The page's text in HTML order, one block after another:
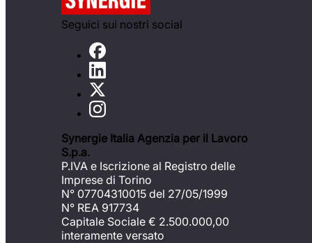
Seguici sui nostri social
Synergie Italia Agenzia per il Lavoro
S.p.a.
P.IVA e Iscrizione al Registro delle
Imprese di Torino
N° 07704310015 del 27/05/1999
N° REA 917734
Capitale Sociale € 2.500.000,00
interamente versato